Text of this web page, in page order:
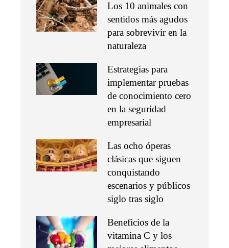
Los 10 animales con
sentidos más agudos
para sobrevivir en la
naturaleza
Estrategias para
implementar pruebas
de conocimiento cero
en la seguridad
empresarial
Las ocho óperas
clásicas que siguen
conquistando
escenarios y públicos
siglo tras siglo
Beneficios de la
vitamina C y los